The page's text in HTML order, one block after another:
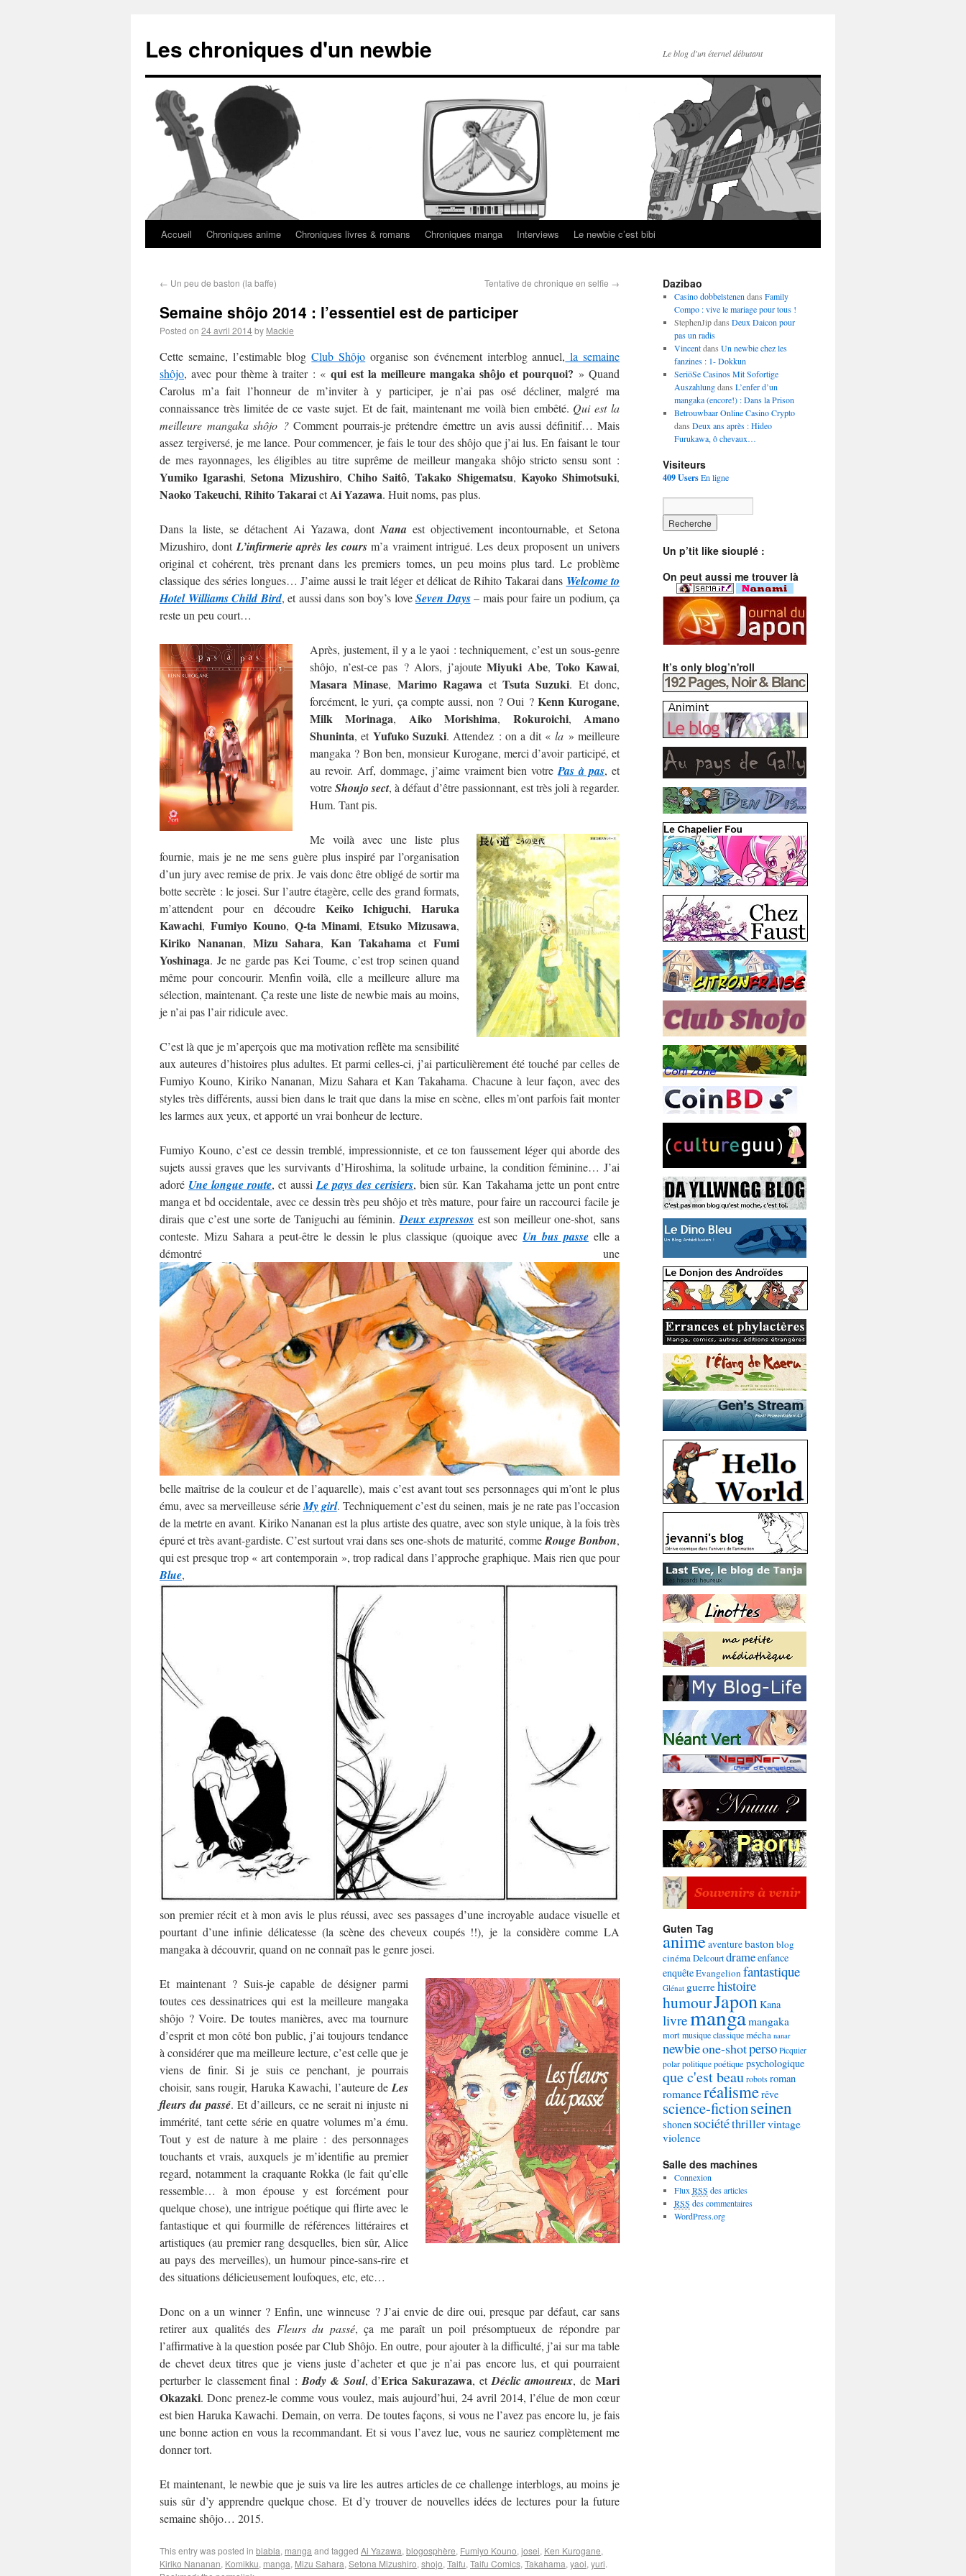
Les chroniques d'un newbie Le blog d'un éternel débutant
Accueil Chroniques anime Chroniques livres & romans Chroniques manga Interviews Le newbie c’est bibi
← Un peu de baston (la baffe) Tentative de chronique en selfie →
Semaine shôjo 2014 : l’essentiel est de participer
Posted on 24 avril 2014by Mackie
Cette semaine, l’estimable blogClub Shôjo organise son événement interblog annuel, la semaine
shôjo, avec pour thème à traiter : « qui est la meilleure mangaka shôjo et pourquoi? » Quand
Carolus m’a fait l’honneur de m’inviter à y participer, je n’ai pas osé décliner, malgré ma
connaissance très limitée de ce vaste sujet. Et de fait, maintenant me voilà bien embêté. Qui est la
meilleure mangaka shôjo ?Comment pourrais-je prétendre émettre un avis aussi définitif… Mais
assez tergiversé, je me lance. Pour commencer, je fais le tour des shôjo que j’ai lus. En faisant le tour
de mes rayonnages, les éligibles au titre suprême de meilleur mangaka shôjo stricto sensu sont :
Yumiko Igarashi,Setona Mizushiro, Chiho Saitô,Takako Shigematsu, Kayoko Shimotsuki,
NaokoTakeuchi, Rihito TakaraietAiYazawa. Huit noms, pas plus.
Dans la liste, se détachent Ai Yazawa, dontNana est objectivement incontournable, et Setona
Mizushiro, dont L’infirmerie après les coursm’a vraiment intrigué. Les deux proposent un univers
original et cohérent, très prenant dans les premiers tomes, un peu moins plus tard. Le problème
classique des séries longues… J’aime aussi le trait léger et délicat de Rihito Takarai dans Welcome to
Hotel Williams Child Bird, et aussi dans son boy’s loveSeven Days– mais pour faire un podium, ça
reste un peu court…
Après, justement, il y a le yaoi : techniquement, c’est un sous-genre
shôjo, n’est-ce pas ? Alors, j’ajouteMiyuki Abe,Toko Kawai,
Masara Minase, Marimo Ragawa et Tsuta Suzuki. Et donc,
forcément, le yuri, ça compte aussi, non ? Oui ? Kenn Kurogane,
Milk Morinaga, Aiko Morishima, Rokuroichi, Amano
Shuninta, et Yufuko Suzuki. Attendez : on a dit «la » meilleure
mangaka ? Bon ben, monsieur Kurogane, merci d’avoir participé, et
au revoir. Arf, dommage, j’aime vraiment bien votrePas à pas, et
votreShoujo sect, à défaut d’être passionnant, est très joli à regarder.
Hum. Tant pis.
Me voilà avec une liste plus
fournie, mais je ne me sens guère plus inspiré par l’organisation
d’un jury avec remise de prix. Je vais donc être obligé de sortir ma
botte secrète : le josei. Sur l’autre étagère, celle des grand formats,
m’attendent pour en découdre Keiko Ichiguchi,Haruka
Kawachi, Fumiyo Kouno, Q-ta Minami,Etsuko Mizusawa,
Kiriko Nananan, Mizu Sahara, Kan Takahama et Fumi
Yoshinaga. Je ne garde pas Kei Toume, c’est trop seinen quand
même pour concourir. Menfin voilà, elle a meilleure allure ma
sélection, maintenant. Ça reste une liste de newbie mais au moins,
je n’ai pas l’air ridicule avec.
C’est là que je m’aperçois que ma motivation reflète ma sensibilité
aux auteures d’histoires plus adultes. Et parmi celles-ci, j’ai particulièrement été touché par celles de
Fumiyo Kouno, Kiriko Nananan, Mizu Sahara et Kan Takahama. Chacune à leur façon, avec des
styles très différents, aussi bien dans le trait que dans la mise en scène, elles m’ont parfois fait monter
les larmes aux yeux, et apporté un vrai bonheur de lecture.
Fumiyo Kouno, c’est ce dessin tremblé, impressionniste, et ce ton faussement léger qui aborde des
sujets aussi graves que les survivants d’Hiroshima, la solitude urbaine, la condition féminine… J’ai
adoré Une longue route, et aussi Le pays des cerisiers, bien sûr. Kan Takahama jette un pont entre
manga et bd occidentale, avec ce dessin très peu shôjo et très mature, pour faire un raccourci facile je
dirais que c’est une sorte de Taniguchi au féminin. Deux expressos est son meilleur one-shot, sans
conteste. Mizu Sahara a peut-être le dessin le plus classique (quoique avec Un bus passe elle a
démontré une
belle maîtrise de la couleur et de l’aquarelle), mais c’est avant tout ses personnages qui m’ont le plus
ému, avec sa merveilleuse sérieMy girl. Techniquement c’est du seinen, mais je ne rate pas l’occasion
de la metrte en avant. Kiriko Nananan est la plus artiste des quatre, avec son style unique, à la fois très
épuré et très avant-gardiste. C’est surtout vrai dans ses one-shots de maturité, commeRouge Bonbon,
qui est presque trop « art contemporain », trop radical dans l’approche graphique. Mais rien que pour
Blue,
son premier récit et à mon avis le plus réussi, avec ses passages d’une incroyable audace visuelle et
pourtant d’une infinie délicatesse (la scène des cheveux coupés !!), je la considère comme LA
mangaka à découvrir, quand on ne connaît pas le genre josei.
Et maintenant ? Suis-je capable de désigner parmi
toutes ces dessinatrices qui est la meilleure mangaka
shôjo ? Voire. De toutes manières, avec ma tournure
d’esprit et mon côté bon public, j’ai toujours tendance
à considérer que ma meilleure lecture, c’est celle que je
viens de finir. Si je suis ce penchant, je pourrais
choisir, sans rougir, Haruka Kawachi, l’auteure deLes
fleurs du passé. Et d’ailleurs, ce ne serait ni injuste ni
immérité, tant cette série en quatre volumes m’a ému.
Tout y est de nature à me plaire : des personnages
touchants et vrais, auxquels je m’identifie au premier
regard, notamment la craquante Rokka (le fait qu’elle
ressemble… à mon épouse y est forcément pour
quelque chose), une intrigue poétique qui flirte avec le
fantastique et qui fourmille de références littéraires et
artistiques (au premier rang desquelles, bien sûr, Alice
au pays des merveilles), un humour pince-sans-rire et
des situations délicieusement loufoques, etc, etc…
Donc on a un winner ? Enfin, une winneuse ? J’ai envie de dire oui, presque par défaut, car sans
retirer aux qualités des Fleurs du passé, ça me paraît un poil présomptueux de répondre par
l’affirmative à la question posée par Club Shôjo. En outre, pour ajouter à la difficulté, j’ai sur ma table
de chevet deux titres que je viens juste d’acheter et que je n’ai pas encore lus, et qui pourraient
perturber le classement final :Body & Soul, d’Erica Sakurazawa, etDéclic amoureux, deMari
Okazaki. Donc prenez-le comme vous voulez, mais aujourd’hui, 24 avril 2014, l’élue de mon cœur
est bien Haruka Kawachi. Demain, on verra. De toutes façons, si vous ne l’avez pas encore lu, je fais
une bonne action en vous la recommandant. Et si vous l’avez lue, vous ne sauriez complètement me
donner tort.
Et maintenant, le newbie que je suis va lire les autres articles de ce challenge interblogs, au moins je
suis sûr d’y apprendre quelque chose. Et d’y trouver de nouvelles idées de lectures pour la future
semaine shôjo… 2015.
This entry was posted in blabla, manga and tagged Ai Yazawa, blogosphère, Fumiyo Kouno, josei, Ken Kurogane,
Kiriko Nananan, Komikku, manga, Mizu Sahara, Setona Mizushiro, shojo, Taifu, Taifu Comics, Takahama, yaoi, yuri.
Dazibao
Casino dobbelstenen dans Family
Compo : vive le mariage pour tous !
StephenJip dans Deux Daicon pour
pas un radis
Vincentdans Un newbie chez les
fanzines : 1- Dokkun
SeriöSe Casinos Mit Sofortige
Auszahlungdans L’enfer d’un
mangaka (encore!) : Dans la Prison
Betrouwbaar Online Casino Crypto
dans Deux ans après : Hideo
Furukawa, ô chevaux…
Visiteurs
409 UsersEn ligne
Un p’tit like siouplé :
On peut aussi me trouver là
It’s only blog’n'roll
Guten Tag
animeaventurebaston blog
cinémaDelcourtdrameenfance
enquêteEvangelion fantastique
Glénat guerrehistoire
humourJapon Kana
livremangamangaka
mortmusique classiquemécha nanar
newbieone-shotperso Picquier
polar politique poétique psychologique
que c'est beaurobotsroman
romanceréalismerêve
science-fictionseinen
shonen sociététhrillervintage
violence
Salle des machines
Connexion
Flux RSS des articles
RSS des commentaires
WordPress.org